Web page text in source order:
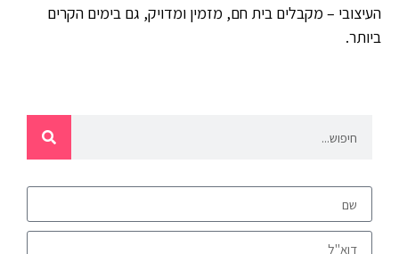
העיצובי – מקבלים בית חם, מזמין ומדויק, גם בימים הקרים
ביותר.